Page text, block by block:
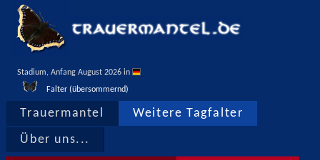
Stadium, Anfang August 2026 in
Falter (übersommernd)
Trauermantel Weitere Tagfalter
Über uns...